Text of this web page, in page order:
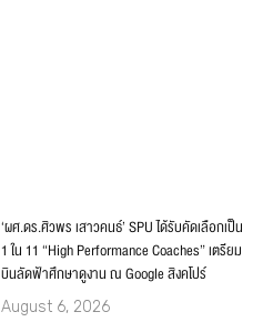
‘ผศ.ดร.ศิวพร เสาวคนธ์’ SPU ได้รับคัดเลือกเป็น
1 ใน 11 “High Performance Coaches” เตรียม
บินลัดฟ้าศึกษาดูงาน ณ Google สิงคโปร์
August 6, 2026